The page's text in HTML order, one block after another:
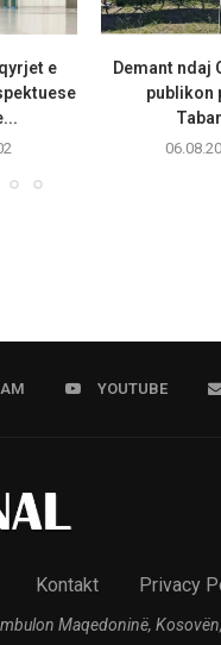
e
Demant ndaj
publikon
YOUTUBE
Kontakt Privacy
Maqedoninë,